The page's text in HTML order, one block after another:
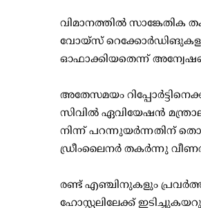
വിമാനത്തിൽ സാങ്കേതിക
വോയ്‌സ്
ഓഫാക്കിയതെന്ന് അന്വേഷണ
അതേസമയം
സിവിൽ ഏവിയേഷൻ
നിന്ന് പറന്നുയർന്നതിന്
ഡ്രീംലൈനർ തകർന്നു
രണ്ട് എഞ്ചിനുകളും
ഹോസ്റ്റലിലേക്ക്